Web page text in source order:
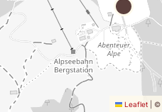
Leaflet ©